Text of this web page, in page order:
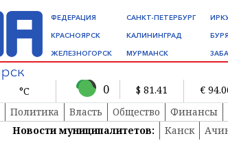
ФЕДЕРАЦИЯ
КРАСНОЯРСК
ЖЕЛЕЗНОГОРСК
САНКТ-ПЕТЕРБУРГ
КАЛИНИНГРАД
МУРМАНСК
°C 0 $ 81.41 €
Политика Власть Общество Финансы
Новости муниципалитетов:
Канск